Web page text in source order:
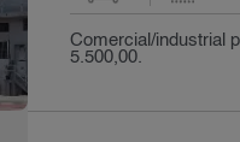
Comercial/industrial
5.500,00.